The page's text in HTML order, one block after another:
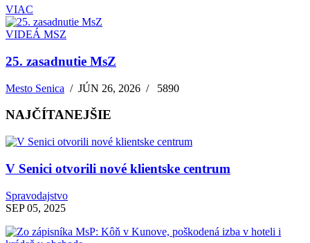
VIAC
VIDEÁ MSZ
25. zasadnutie MsZ
Mesto Senica /JÚN 26, 2026 / 5890
NAJČÍTANEJŠIE
V Senici otvorili nové klientske centrum
Spravodajstvo
SEP 05, 2025